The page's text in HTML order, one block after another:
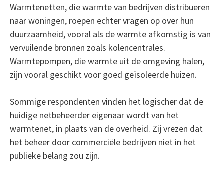
Warmtenetten, die warmte van bedrijven distribueren
naar woningen, roepen echter vragen op over hun
duurzaamheid, vooral als de warmte afkomstig is van
vervuilende bronnen zoals kolencentrales.
Warmtepompen, die warmte uit de omgeving halen,
zijn vooral geschikt voor goed geïsoleerde huizen.
Sommige respondenten vinden het logischer dat de
huidige netbeheerder eigenaar wordt van het
warmtenet, in plaats van de overheid. Zij vrezen dat
het beheer door commerciële bedrijven niet in het
publieke belang zou zijn.